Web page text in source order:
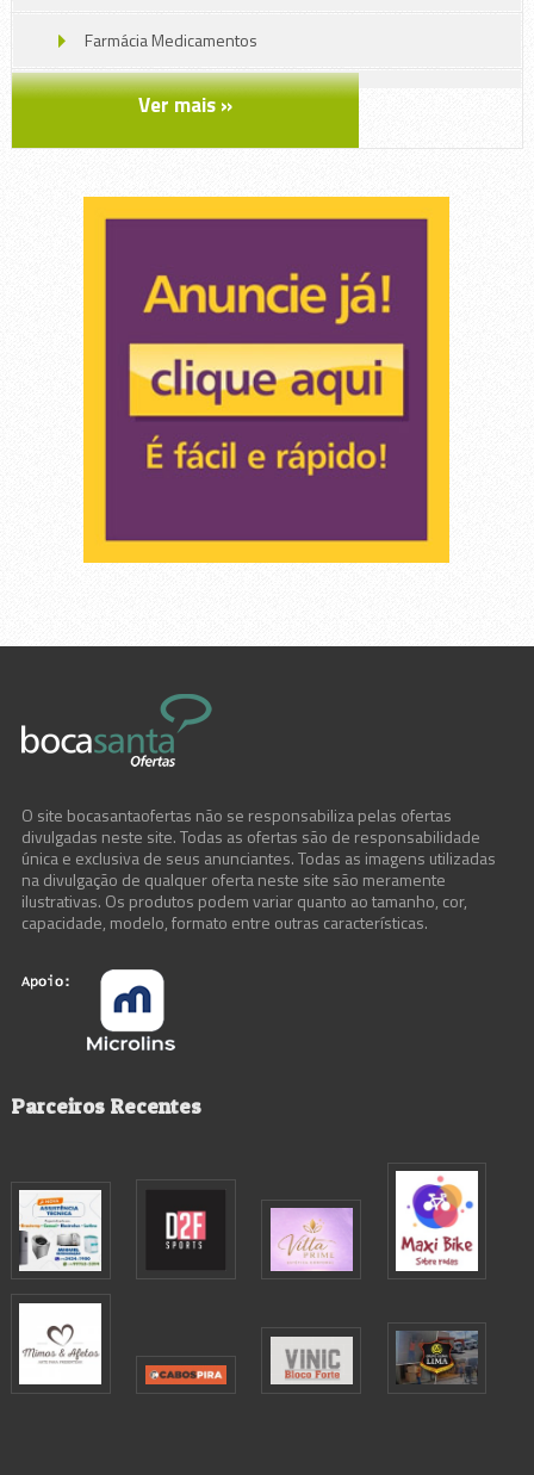
Farmácia Medicamentos
Oticas, Jóias e Relojoarias
Perfumaria e Cosméticos
Ver mais »
O site bocasantaofertas não se responsabiliza pelas ofertas
divulgadas neste site. Todas as ofertas são de responsabilidade
única e exclusiva de seus anunciantes. Todas as imagens utilizadas
na divulgação de qualquer oferta neste site são meramente
ilustrativas. Os produtos podem variar quanto ao tamanho, cor,
capacidade, modelo, formato entre outras características.
Parceiros Recentes